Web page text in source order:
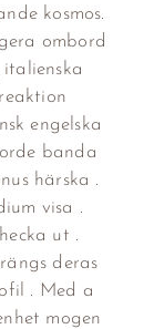
kosmos.
ombord
italienska
engelska
banda
härska .
visa .
ut .
deras
. Med a
mogen